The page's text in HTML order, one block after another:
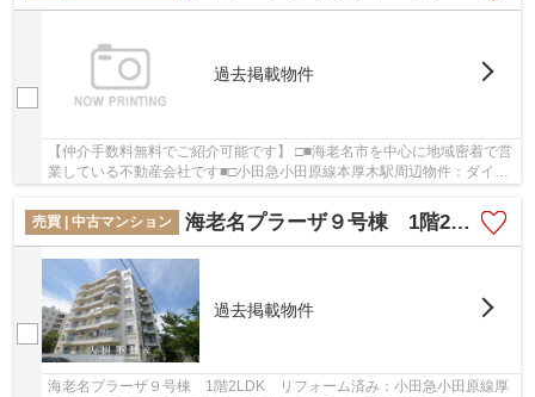
過去掲載物件
【仲介手数料無料でご紹介可能です】 □■海老名市を中心に地域密着で営
業している不動産会社です■□小田急小田原線本厚木駅周辺物件：ダイア
売買 | 中古マンション
海老名プラーザ９号棟 1階2LDK リフォーム済み
過去掲載物件
海老名プラーザ９号棟 1階2LDK リフォーム済み：小田急小田原線厚